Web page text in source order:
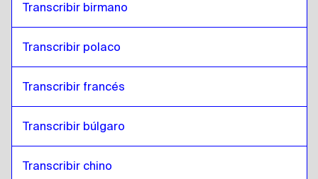
Transcribir birmano
Transcribir polaco
Transcribir francés
Transcribir búlgaro
Transcribir chino